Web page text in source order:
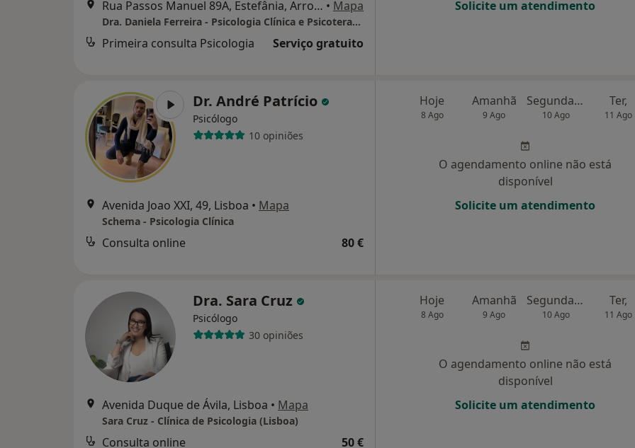
Rua Passos Manuel 89A, Estefânia, Arroios, Lisboa • Mapa
Dra. Daniela Ferreira - Psicologia Clínica e Psicoterapia
Primeira consulta Psicologia Serviço gratuito
Solicite um atendimento
Dr. André Patrício
Psicólogo
10 opiniões
Avenida Joao XXI, 49, Lisboa • Mapa
Schema - Psicologia Clínica
Consulta online 80 €
Hoje
8 Ago
Amanhã
9 Ago
Segunda-feira
10 Ago
Ter,
11 Ago
O agendamento online não está
disponível
Solicite um atendimento
Dra. Sara Cruz
Psicólogo
30 opiniões
Avenida Duque de Ávila, Lisboa • Mapa
Sara Cruz - Clínica de Psicologia (Lisboa)
Consulta online 50 €
Hoje
8 Ago
Amanhã
9 Ago
Segunda-feira
10 Ago
Ter,
11 Ago
O agendamento online não está
disponível
Solicite um atendimento